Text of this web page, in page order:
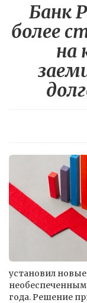
Банк
более
на
установил
необеспеченным
года. Решение